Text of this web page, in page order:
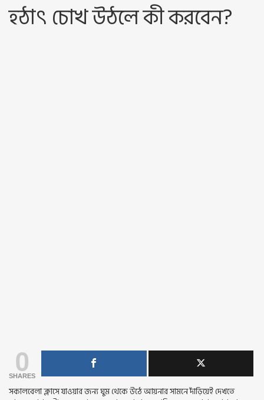
হঠাৎ চোখ উঠলে কী করবেন?
0
SHARES
সকালবেলা ক্লাসে যাওয়ার জন্য ঘুম থেকে উঠে আয়নার সামনে দাঁড়িয়েই দেখতে